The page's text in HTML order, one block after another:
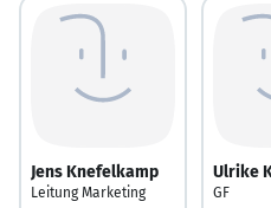
Jens Knefelkamp
Leitung Marketing
Ulrike
GF